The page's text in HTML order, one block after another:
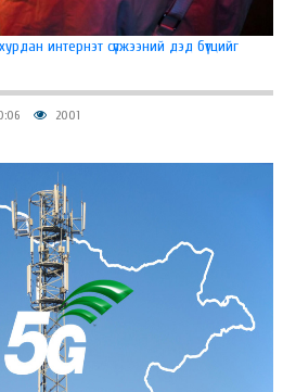
интернэт сүлжээний дэд бүтцийг
2001